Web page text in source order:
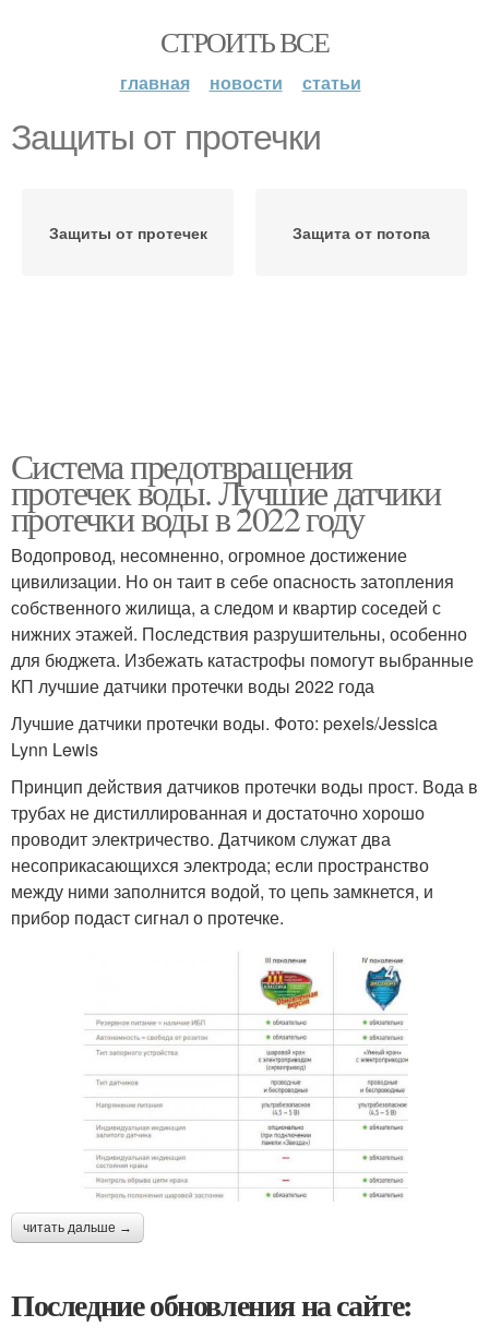
СТРОИТЬ ВСЕ
главная новости статьи
Защиты от протечки
Защиты от протечек Защита от потопа
Система предотвращения
протечек воды. Лучшие датчики
протечки воды в 2022 году
Водопровод, несомненно, огромное достижение
цивилизации. Но он таит в себе опасность затопления
собственного жилища, а следом и квартир соседей с
нижних этажей. Последствия разрушительны, особенно
для бюджета. Избежать катастрофы помогут выбранные
КП лучшие датчики протечки воды 2022 года
Лучшие датчики протечки воды. Фото: pexels/Jessica
Lynn Lewis
Принцип действия датчиков протечки воды прост. Вода в
трубах не дистиллированная и достаточно хорошо
проводит электричество. Датчиком служат два
несоприкасающихся электрода; если пространство
между ними заполнится водой, то цепь замкнется, и
прибор подаст сигнал о протечке.
читать дальше →
Последние обновления на сайте: